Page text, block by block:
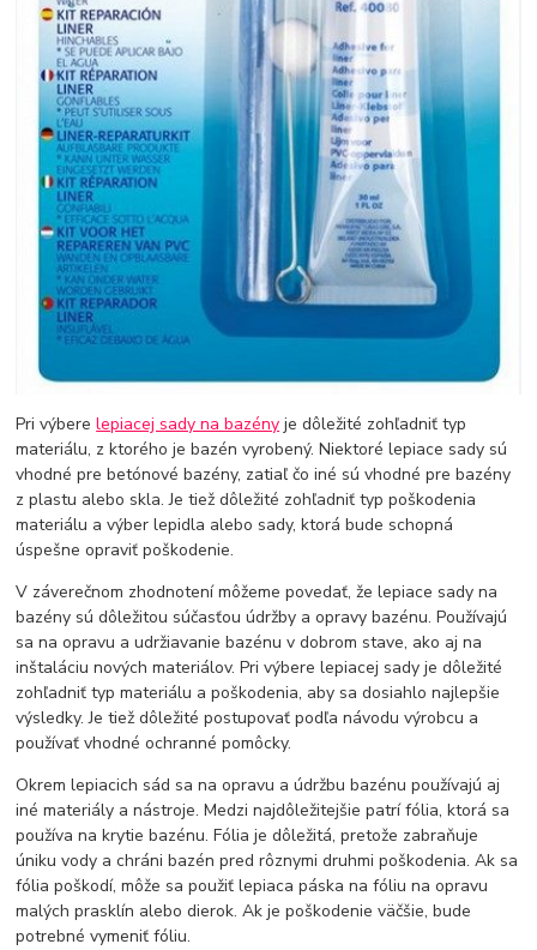
Pri výberelepiacej sady na bazény je dôležité zohľadniť typ
materiálu, z ktorého je bazén vyrobený. Niektoré lepiace sady sú
vhodné pre betónové bazény, zatiaľ čo iné sú vhodné pre bazény
z plastu alebo skla. Je tiež dôležité zohľadniť typ poškodenia
materiálu a výber lepidla alebo sady, ktorá bude schopná
úspešne opraviť poškodenie.
V záverečnom zhodnotení môžeme povedať, že lepiace sady na
bazény sú dôležitou súčasťou údržby a opravy bazénu. Používajú
sa na opravu a udržiavanie bazénu v dobrom stave, ako aj na
inštaláciu nových materiálov. Pri výbere lepiacej sady je dôležité
zohľadniť typ materiálu a poškodenia, aby sa dosiahlo najlepšie
výsledky. Je tiež dôležité postupovať podľa návodu výrobcu a
používať vhodné ochranné pomôcky.
Okrem lepiacich sád sa na opravu a údržbu bazénu používajú aj
iné materiály a nástroje. Medzi najdôležitejšie patrí fólia, ktorá sa
používa na krytie bazénu. Fólia je dôležitá, pretože zabraňuje
úniku vody a chráni bazén pred rôznymi druhmi poškodenia. Ak sa
fólia poškodí, môže sa použiť lepiaca páska na fóliu na opravu
malých prasklín alebo dierok. Ak je poškodenie väčšie, bude
potrebné vymeniť fóliu.